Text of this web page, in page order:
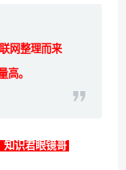
网整理而来
高。
识君眼镜哥